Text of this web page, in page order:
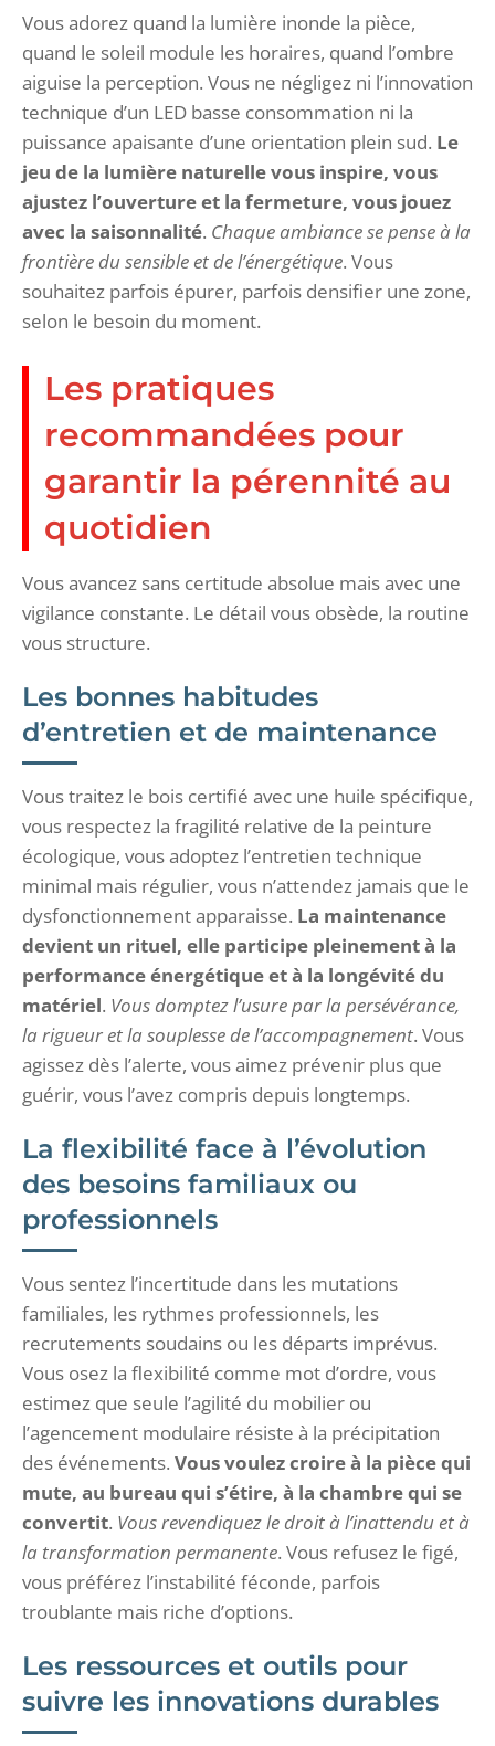
Vous adorez quand la lumière inonde la pièce,
quand le soleil module les horaires, quand l’ombre
aiguise la perception. Vous ne négligez ni l’innovation
technique d’un LED basse consommation ni la
puissance apaisante d’une orientation plein sud. Le
jeu de la lumière naturelle vous inspire, vous
ajustez l’ouverture et la fermeture, vous jouez
avec la saisonnalité. Chaque ambiance se pense à la
frontière du sensible et de l’énergétique. Vous
souhaitez parfois épurer, parfois densifier une zone,
selon le besoin du moment.
Les pratiques
recommandées pour
garantir la pérennité au
quotidien
Vous avancez sans certitude absolue mais avec une
vigilance constante. Le détail vous obsède, la routine
vous structure.
Les bonnes habitudes
d’entretien et de maintenance
Vous traitez le bois certifié avec une huile spécifique,
vous respectez la fragilité relative de la peinture
écologique, vous adoptez l’entretien technique
minimal mais régulier, vous n’attendez jamais que le
dysfonctionnement apparaisse. La maintenance
devient un rituel, elle participe pleinement à la
performance énergétique et à la longévité du
matériel. Vous domptez l’usure par la persévérance,
la rigueur et la souplesse de l’accompagnement. Vous
agissez dès l’alerte, vous aimez prévenir plus que
guérir, vous l’avez compris depuis longtemps.
La flexibilité face à l’évolution
des besoins familiaux ou
professionnels
Vous sentez l’incertitude dans les mutations
familiales, les rythmes professionnels, les
recrutements soudains ou les départs imprévus.
Vous osez la flexibilité comme mot d’ordre, vous
estimez que seule l’agilité du mobilier ou
l’agencement modulaire résiste à la précipitation
des événements. Vous voulez croire à la pièce qui
mute, au bureau qui s’étire, à la chambre qui se
convertit. Vous revendiquez le droit à l’inattendu et à
la transformation permanente. Vous refusez le figé,
vous préférez l’instabilité féconde, parfois
troublante mais riche d’options.
Les ressources et outils pour
suivre les innovations durables